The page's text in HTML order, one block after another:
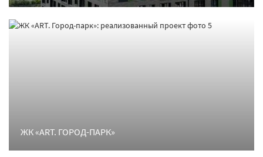
ЖК «ART. ГОРОД-ПАРК»